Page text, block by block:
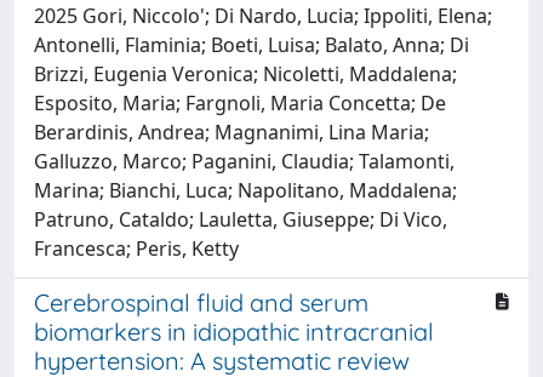
2025 Gori, Niccolo'; Di Nardo, Lucia; Ippoliti, Elena;
Antonelli, Flaminia; Boeti, Luisa; Balato, Anna; Di
Brizzi, Eugenia Veronica; Nicoletti, Maddalena;
Esposito, Maria; Fargnoli, Maria Concetta; De
Berardinis, Andrea; Magnanimi, Lina Maria;
Galluzzo, Marco; Paganini, Claudia; Talamonti,
Marina; Bianchi, Luca; Napolitano, Maddalena;
Patruno, Cataldo; Lauletta, Giuseppe; Di Vico,
Francesca; Peris, Ketty
Cerebrospinal fluid and serum
biomarkers in idiopathic intracranial
hypertension: A systematic review